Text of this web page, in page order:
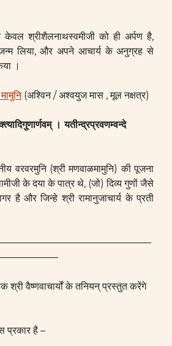
श्रीशैलनाथस्वमीजी को ही अर्पण है,
जन्म लिया, और अपने आचार्य के अनुग्रह से
।
(अश्विन / अश्वयुज मास , मूल नक्षत्र)
।यतीन्द्रप्रवणम्वन्दे
वरवरमुनि (श्री मणवाळमामुनि) की पूजना
के दया के पात्र थे, (जो) दिव्य गुणों जैसे
है और जिन्हे श्री रामानुजाचार्य के प्रती
वैष्णवाचार्यों के तनियन् प्रस्तुत करेंगे
प्रकार है –